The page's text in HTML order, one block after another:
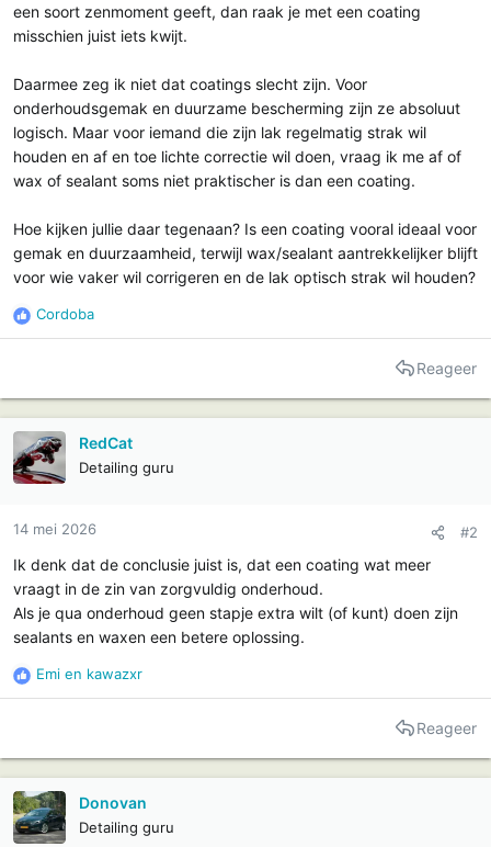
een soort zenmoment geeft, dan raak je met een coating
misschien juist iets kwijt.
Daarmee zeg ik niet dat coatings slecht zijn. Voor
onderhoudsgemak en duurzame bescherming zijn ze absoluut
logisch. Maar voor iemand die zijn lak regelmatig strak wil
houden en af en toe lichte correctie wil doen, vraag ik me af of
wax of sealant soms niet praktischer is dan een coating.
Hoe kijken jullie daar tegenaan? Is een coating vooral ideaal voor
gemak en duurzaamheid, terwijl wax/sealant aantrekkelijker blijft
voor wie vaker wil corrigeren en de lak optisch strak wil houden?
R
e
i
e
s
Cordoba
Reageer
RedCat
Detailing guru
14 mei 2026 #2
Ik denk dat de conclusie juist is, dat een coating wat meer
vraagt in de zin van zorgvuldig onderhoud.
Als je qua onderhoud geen stapje extra wilt (of kunt) doen zijn
sealants en waxen een betere oplossing.
R
e
i
e
s
Emi en kawazxr
Reageer
Donovan
Detailing guru